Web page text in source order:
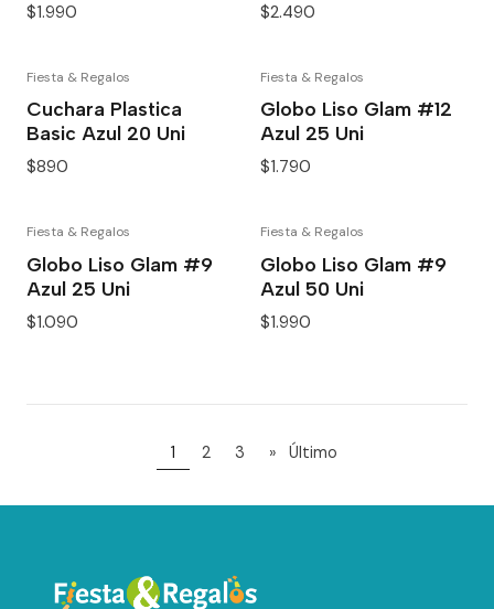
$1.990 $2.490
Fiesta & Regalos
Cuchara Plastica
Basic Azul 20 Uni
$890
Fiesta & Regalos
Globo Liso Glam #12
Azul 25 Uni
$1.790
Fiesta & Regalos
Globo Liso Glam #9
Azul 25 Uni
$1.090
Fiesta & Regalos
Globo Liso Glam #9
Azul 50 Uni
$1.990
1 2 3 » Último